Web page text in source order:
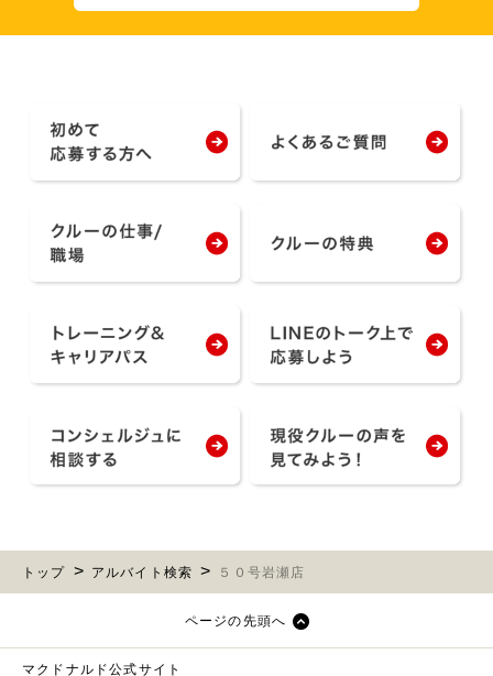
トップ アルバイト検索 ５０号岩瀬店
ページの先頭へ
マクドナルド公式サイト